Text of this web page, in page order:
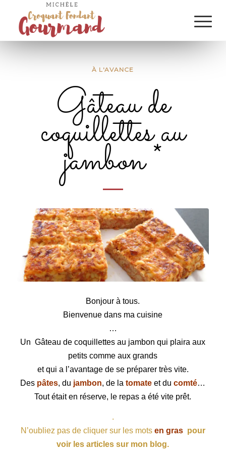
À L'AVANCE
Gâteau de
coquillettes au
jambon *
Bonjour à tous.
Bienvenue dans ma cuisine
…
Un Gâteau de coquillettes au jambon qui plaira aux
petits comme aux grands
et qui a l’avantage de se préparer très vite.
Des pâtes, du jambon, de latomate et ducomté…
Tout était en réserve, le repas a été vite prêt.
.
N’oubliez pas de cliquer sur les mots en gras pour
voir les articles sur mon blog.